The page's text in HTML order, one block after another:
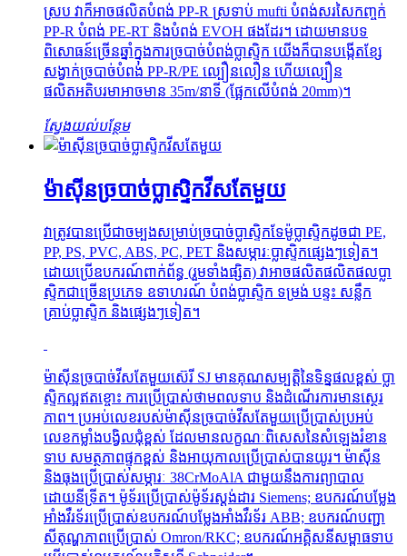
ស្រប វាក៏អាចផលិតបំពង់ PP-R ស្រទាប់ mufti បំពង់សរសៃកញ្ចក់
PP-R បំពង់ PE-RT និងបំពង់ EVOH ផងដែរ។ ដោយមានបទ
ពិសោធន៍ច្រើនឆ្នាំក្នុងការច្របាច់បំពង់ប្លាស្ទិក យើងក៏បានបង្កើតខ្សែ
សង្វាក់ច្របាច់បំពង់ PP-R/PE ល្បឿនលឿន ហើយល្បឿន
ផលិតអតិបរមាអាចមាន 35m/នាទី (ផ្អែកលើបំពង់ 20mm)។
ស្វែងយល់បន្ថែម
ម៉ាស៊ីនច្របាច់ប្លាស្ទិកវីសតែមួយ
វាត្រូវបានប្រើជាចម្បងសម្រាប់ច្របាច់ប្លាស្ទិកទែម៉ូប្លាស្ទិកដូចជា PE,
PP, PS, PVC, ABS, PC, PET និងសម្ភារៈប្លាស្ទិកផ្សេងៗទៀត។
ដោយប្រើឧបករណ៍ពាក់ព័ន្ធ (រួមទាំងផ្សិត) វាអាចផលិតផលិតផលប្លា
ស្ទិកជាច្រើនប្រភេទ ឧទាហរណ៍ បំពង់ប្លាស្ទិក ទម្រង់ បន្ទះ សន្លឹក
គ្រាប់ប្លាស្ទិក និងផ្សេងៗទៀត។
ម៉ាស៊ីនច្របាច់វីសតែមួយស៊េរី SJ មានគុណសម្បត្តិនៃទិន្នផលខ្ពស់ ប្លា
ស្ទិកល្អឥតខ្ចោះ ការប្រើប្រាស់ថាមពលទាប និងដំណើរការមានស្ថេរ
ភាព។ ប្រអប់លេខរបស់ម៉ាស៊ីនច្របាច់វីសតែមួយប្រើប្រាស់ប្រអប់
លេខកម្លាំងបង្វិលជុំខ្ពស់ ដែលមានលក្ខណៈពិសេសនៃសំឡេងរំខាន
ទាប សមត្ថភាពផ្ទុកខ្ពស់ និងអាយុកាលប្រើប្រាស់បានយូរ។ ម៉ាស៊ីន
និងធុងប្រើប្រាស់សម្ភារៈ 38CrMoAlA ជាមួយនឹងការព្យាបាល
ដោយនីទ្រីត។ ម៉ូទ័រប្រើប្រាស់ម៉ូទ័រស្តង់ដារ Siemens; ឧបករណ៍បម្លែង
អាំងវឺរទ័រប្រើប្រាស់ឧបករណ៍បម្លែងអាំងវឺរទ័រ ABB; ឧបករណ៍បញ្ជា
សីតុណ្ហភាពប្រើប្រាស់ Omron/RKC; ឧបករណ៍អគ្គិសនីសម្ពាធទាប